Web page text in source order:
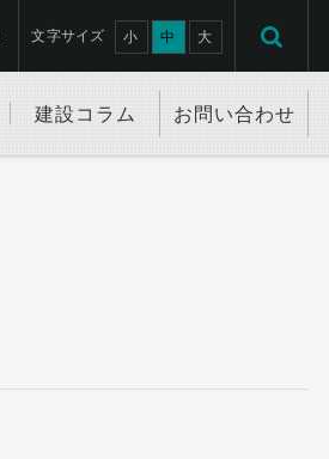
文字サイズ 小 中 大
建設コラム お問い合わせ